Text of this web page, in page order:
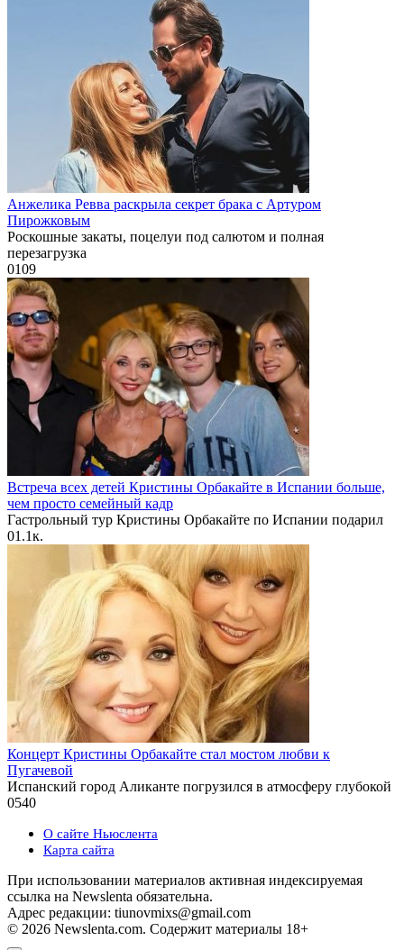
Анжелика Ревва раскрыла секрет брака с Артуром
Пирожковым
Роскошные закаты, поцелуи под салютом и полная
перезагрузка
0109
Встреча всех детей Кристины Орбакайте в Испании больше,
чем просто семейный кадр
Гастрольный тур Кристины Орбакайте по Испании подарил
01.1к.
Концерт Кристины Орбакайте стал мостом любви к
Пугачевой
Испанский город Аликанте погрузился в атмосферу глубокой
0540
О сайте Ньюслента
Карта сайта
При использовании материалов активная индексируемая
ссылка на Newslenta обязательна.
Адрес редакции: tiunovmixs@gmail.com
© 2026 Newslenta.com. Содержит материалы 18+